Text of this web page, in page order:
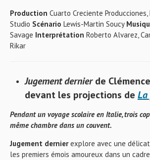
Production Cuarto Creciente
Studio Scénario Lewis-Martin Soucy
Savage Interprétation Roberto Alvarez,
Rikar
Jugement dernierde
devant les projections de La
Pendant un voyage scolaire en Italie, trois
même chambre dans un couvent.
Jugement dernierexplore avec une
les premiers émois amoureux dans un